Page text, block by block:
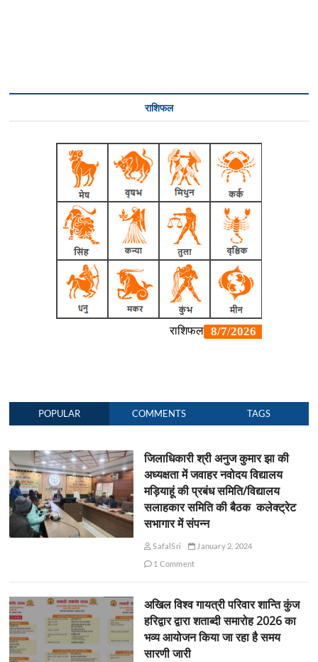
राशिफल
POPULAR COMMENTS TAGS
जिलाधिकारी श्री अनुज कुमार झा की
अध्यक्षता में जवाहर नवोदय विद्यालय
मड़ियाहूं की प्रबंध समिति/विद्यालय
सलाहकार समिति की बैठक कलेक्ट्रेट
सभागार में संपन्न
SafalSri
January 2, 2024
1 Comment
अखिल विश्व गायत्री परिवार शान्ति कुंज
हरिद्वार द्वारा शताब्दी समारोह 2026 का
भव्य आयोजन किया जा रहा है समय
सारणी जारी